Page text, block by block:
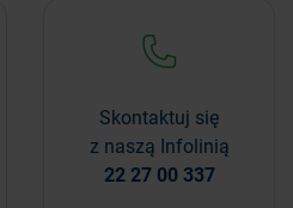
Skontaktuj się
z naszą Infolinią
22 27 00 337